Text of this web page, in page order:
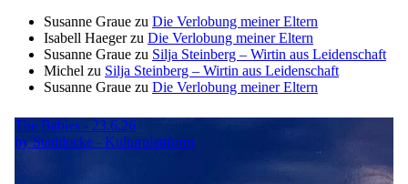
Susanne Graue zu Die Verlobung meiner Eltern
Isabell Haegerzu Die Verlobung meiner Eltern
Susanne Graue zu Silja Steinberg – Wirtin aus Leidenschaft
Michel zu Silja Steinberg – Wirtin aus Leidenschaft
Susanne Graue zu Die Verlobung meiner Eltern